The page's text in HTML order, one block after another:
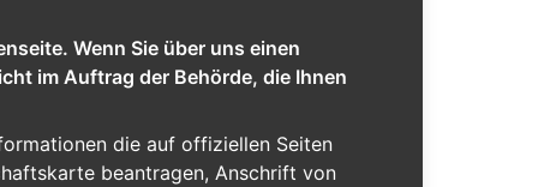
Wenn Sie über uns einen
im Auftrag der Behörde, die Ihnen
die auf offiziellen Seiten
beantragen, Anschrift von